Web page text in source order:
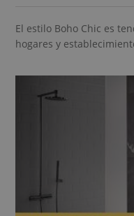
El estilo Boho Chic es
hogares y